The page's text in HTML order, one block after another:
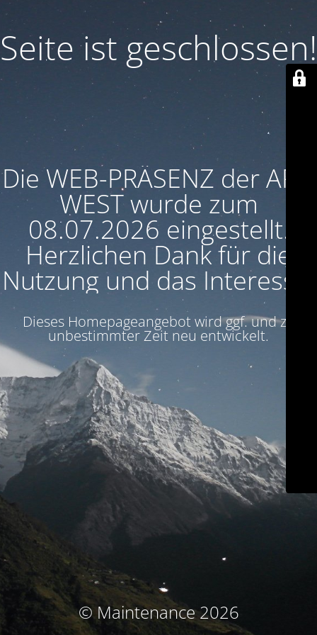
Seite ist geschlossen!
Die WEB-PRÄSENZ der ARU
WEST wurde zum
08.07.2026 eingestellt.
Herzlichen Dank für die
Nutzung und das Interesse!
Dieses Homepageangebot wird ggf. und zu
unbestimmter Zeit neu entwickelt.
© Maintenance 2026